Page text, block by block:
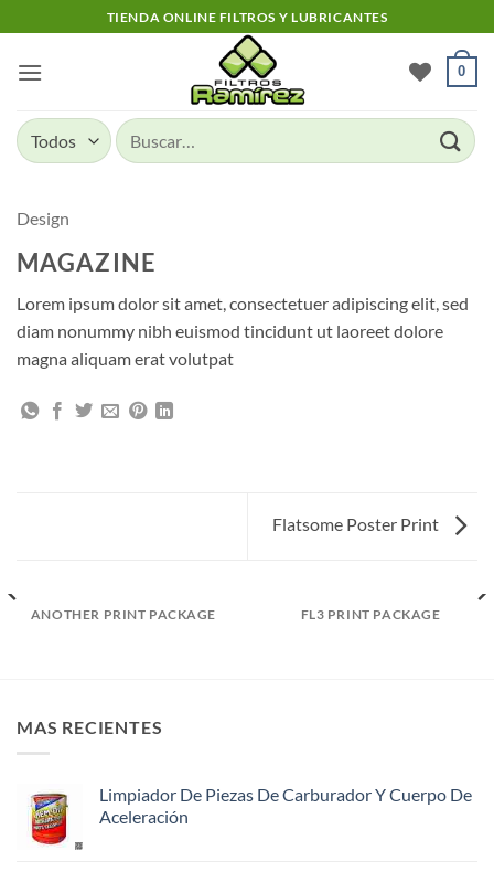
to
content
TIENDA ONLINE FILTROS Y LUBRICANTES
0
Buscar
por:
Design
MAGAZINE
Lorem ipsum dolor sit amet, consectetuer adipiscing elit, sed
diam nonummy nibh euismod tincidunt ut laoreet dolore
magna aliquam erat volutpat
Flatsome Poster Print
ANOTHER PRINT PACKAGE FL3 PRINT PACKAGE
MAS RECIENTES
Limpiador De Piezas De Carburador Y Cuerpo De
Aceleración